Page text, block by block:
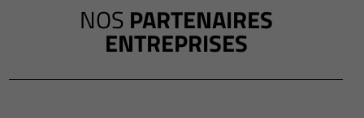
NOS PARTENAIRES
ENTREPRISES